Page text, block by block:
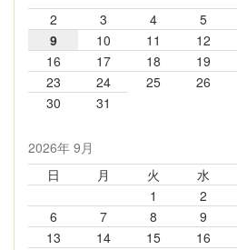
2
3 4 5
9
10 11 12
16
17 18 19
23
24 25 26
30
31
2026年 9月
日
月 火 水
1
2
6
7 8 9
13
14 15 16